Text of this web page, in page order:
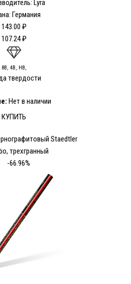
Lyra
Германия
143.00 ₽
107.24 ₽
8В, 4В, HB,
твердости
Нет в наличии
КУПИТЬ
Staedtler
трехгранный
-66.96%